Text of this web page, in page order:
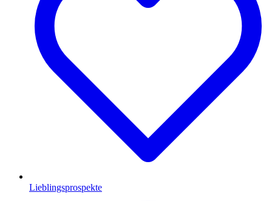
Lieblingsprospekte